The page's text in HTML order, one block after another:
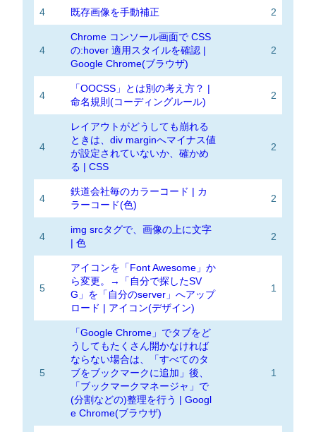
4 既存画像を手動補正 2
4
Chrome コンソール画面で CSS
の:hover 適用スタイルを確認 |
Google Chrome(ブラウザ)
2
4
「OOCSS」とは別の考え方？ |
命名規則(コーディングルール)
2
4
レイアウトがどうしても崩れる
ときは、div marginへマイナス値
が設定されていないか、確かめ
る | CSS
2
4
鉄道会社毎のカラーコード | カ
ラーコード(色)
2
4
img srcタグで、画像の上に文字
| 色
2
5
アイコンを「Font Awesome」か
ら変更。→「自分で探したSV
G」を「自分のserver」へアップ
ロード | アイコン(デザイン)
1
5
「Google Chrome」でタブをど
うしてもたくさん開かなければ
ならない場合は、「すべてのタ
ブをブックマークに追加」後、
「ブックマークマネージャ」で
(分割などの)整理を行う | Googl
e Chrome(ブラウザ)
1